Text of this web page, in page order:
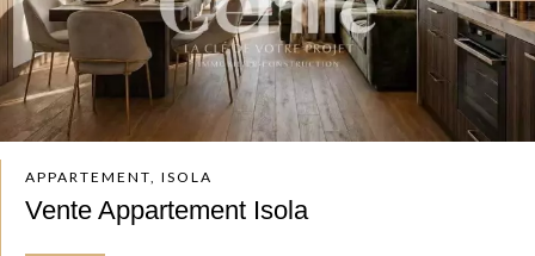
APPARTEMENT, ISOLA
Vente Appartement Isola